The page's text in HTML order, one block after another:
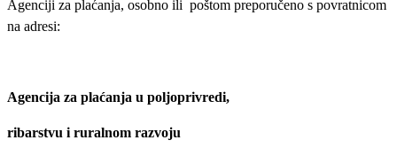
Agenciji za plaćanja, osobno ili poštom preporučeno s povratnicom
na adresi:
Agencija za plaćanja u poljoprivredi,
ribarstvu i ruralnom razvoju